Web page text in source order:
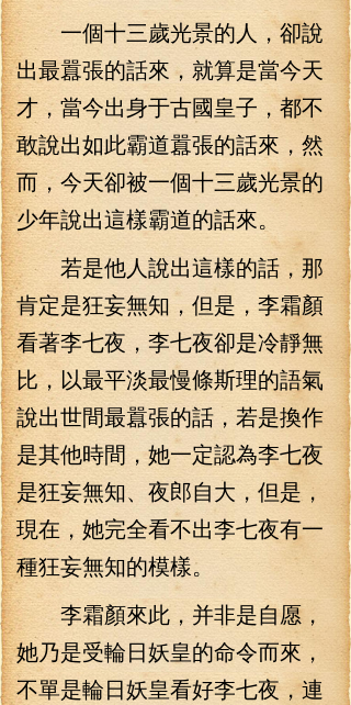
一個十三歲光景的人，卻說
出最囂張的話來，就算是當今天
才，當今出身于古國皇子，都不
敢說出如此霸道囂張的話來，然
而，今天卻被一個十三歲光景的
少年說出這樣霸道的話來。
若是他人說出這樣的話，那
肯定是狂妄無知，但是，李霜顏
看著李七夜，李七夜卻是冷靜無
比，以最平淡最慢條斯理的語氣
說出世間最囂張的話，若是換作
是其他時間，她一定認為李七夜
是狂妄無知、夜郎自大，但是，
現在，她完全看不出李七夜有一
種狂妄無知的模樣。
李霜顏來此，并非是自愿，
她乃是受輪日妖皇的命令而來，
不單是輪日妖皇看好李七夜，連